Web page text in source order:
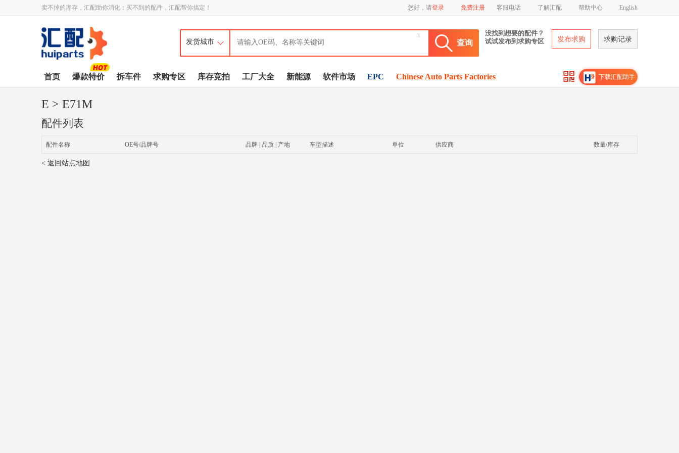
卖不掉的库存，汇配助你消化；买不到的配件，汇配帮你搞定！ 您好，请登录 免费注册 客服电话 了解汇配 帮助中心 English
查询
x
没找到想要的配件？
试试发布到求购专区
发布求购 求购记录
首页 爆款特价 拆车件 求购专区 库存竞拍 工厂大全 新能源 软件市场 EPC Chinese Auto Parts Factories 下载汇配助手
E > E71M
配件列表
配件名称 OE号/品牌号 品牌 | 品质 | 产地 车型描述 单位 供应商 数量/库存
< 返回站点地图